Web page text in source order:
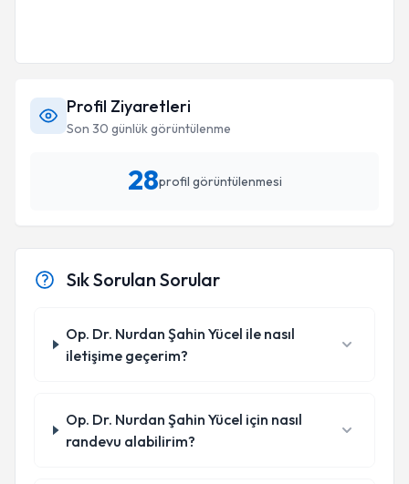
Profil Ziyaretleri
Son 30 günlük görüntülenme
28profil görüntülenmesi
Sık Sorulan Sorular
Op. Dr. Nurdan Şahin Yücel ile nasıl
iletişime geçerim?
Op. Dr. Nurdan Şahin Yücel için nasıl
randevu alabilirim?